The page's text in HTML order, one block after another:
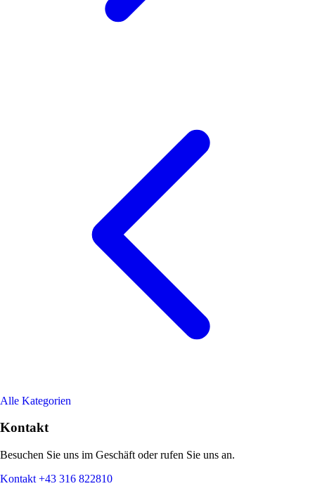
Alle Kategorien
Kontakt
Besuchen Sie uns im Geschäft oder rufen Sie uns an.
Kontakt +43 316 822810